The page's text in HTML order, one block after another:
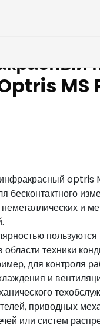
MS
optris
бесконтактного
и
техники
для контроля
и
приводных
или систем